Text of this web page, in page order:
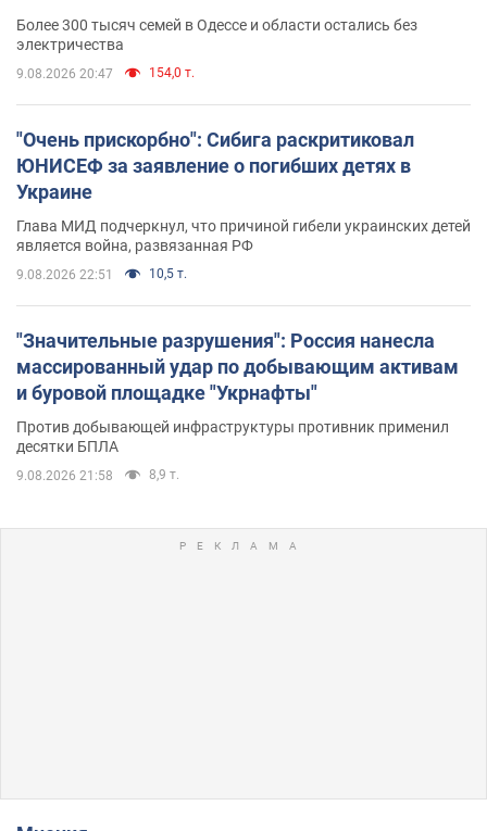
противника. Видео
Более 300 тысяч семей в Одессе и области остались без
электричества
9.08.2026 20:47 154,0 т.
"Очень прискорбно": Сибига раскритиковал
ЮНИСЕФ за заявление о погибших детях в
Украине
Глава МИД подчеркнул, что причиной гибели украинских детей
является война, развязанная РФ
9.08.2026 22:51 10,5 т.
"Значительные разрушения": Россия нанесла
массированный удар по добывающим активам
и буровой площадке "Укрнафты"
Против добывающей инфраструктуры противник применил
десятки БПЛА
9.08.2026 21:58 8,9 т.